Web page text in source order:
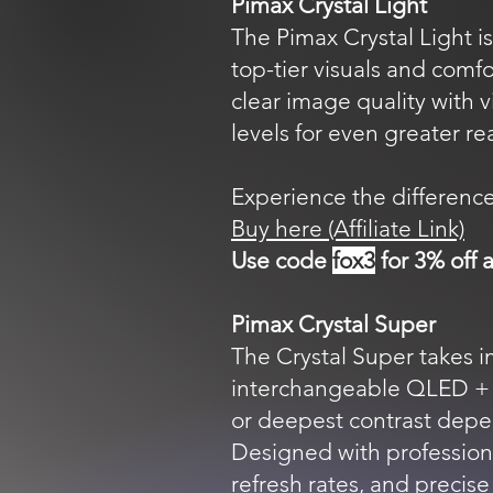
The Pimax Crystal Light
top-tier visuals and
clear image quality with
levels for even greater
Experience the
Buy here (Affiliate Link)
Use code fox3 for 3% off
Pimax Crystal Super
The Crystal Super takes
interchangeable QLED
or deepest contrast
Designed with
refresh rates, and